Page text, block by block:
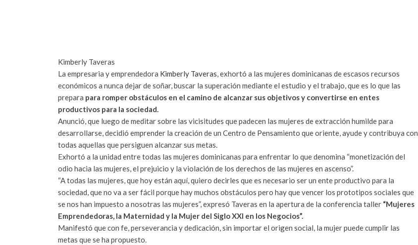
Kimberly Taveras
La empresaria y emprendedora Kimberly Taveras, exhortó a las mujeres dominicanas de escasos recursos
económicos a nunca dejar de soñar, buscar la superación mediante el estudio y el trabajo, que es lo que las
prepara para romper obstáculos en el camino de alcanzar sus objetivos y convertirse en entes
productivos para la sociedad.
Anunció, que luego de meditar sobre las vicisitudes que padecen las mujeres de extracción humilde para
desarrollarse, decidió emprender la creación de un Centro de Pensamiento que oriente, ayude y contribuya con
todas aquellas que persiguen alcanzar sus metas.
Exhortó a la unidad entre todas las mujeres dominicanas para enfrentar lo que denomina “monetización del
odio hacia las mujeres, el prejuicio y la violación de los derechos de las mujeres en ascenso”.
“A todas las mujeres, que hoy están aquí, quiero decirles que es necesario ser un ente productivo para la
sociedad, que no va a ser fácil porque hay muchos obstáculos pero hay que vencer los prototipos sociales que
se nos han impuesto a nosotras las mujeres”, expresó Taveras en la apertura de la conferencia taller “Mujeres
Emprendedoras, la Maternidad y la Mujer del Siglo XXI en los Negocios”.
Manifestó que con fe, perseverancia y dedicación, sin importar el origen social, la mujer puede cumplir las
metas que se ha propuesto.